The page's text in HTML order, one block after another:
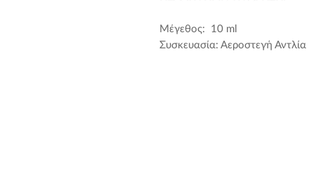
Μέγεθος: 10 ml
Συσκευασία: Αεροστεγή Αντλία